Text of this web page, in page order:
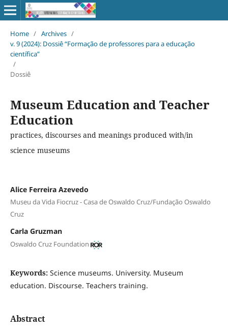
Home / Archives /
v. 9 (2024): Dossiê “Formação de professores para a educação
científica”
/
Dossiê
Museum Education and Teacher
Education
practices, discourses and meanings produced with/in
science museums
Alice Ferreira Azevedo
Museu da Vida Fiocruz - Casa de Oswaldo Cruz/Fundação Oswaldo
Cruz
Carla Gruzman
Oswaldo Cruz Foundation
Keywords: Science museums. University. Museum
education. Discourse. Teachers training.
Abstract